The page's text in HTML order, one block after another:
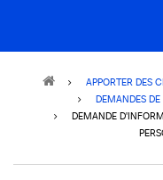
APPORTER DES
DEMANDES
DEMANDE